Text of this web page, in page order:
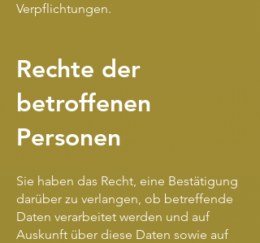
Verpflichtungen.
Rechte der
betroffenen
Personen
Sie haben das Recht, eine Bestätigung
darüber zu verlangen, ob betreffende
Daten verarbeitet werden und auf
Auskunft über diese Daten sowie auf